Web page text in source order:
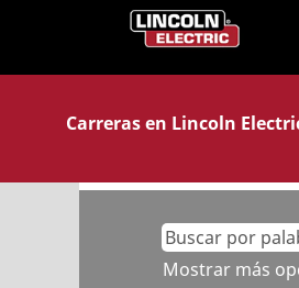
Carreras en Lincoln
Inicio
En este
A
Mostrar más